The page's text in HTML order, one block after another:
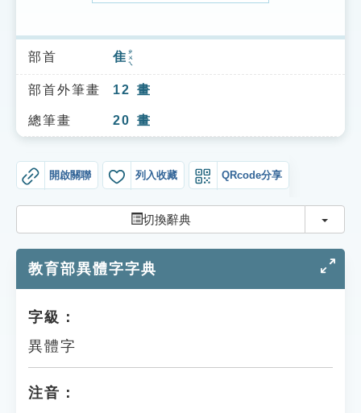
索引選單
知識索引
單字索引
遊戲專區
教學應用
貓頭鷹博士
部首 隹 ㄓㄨㄟ
部首外筆畫 12 畫
總筆畫 20 畫
開啟關聯 列入收藏 QRcode分享
切換辭典 切換
教育部異體字字典
字級：
異體字
注音：